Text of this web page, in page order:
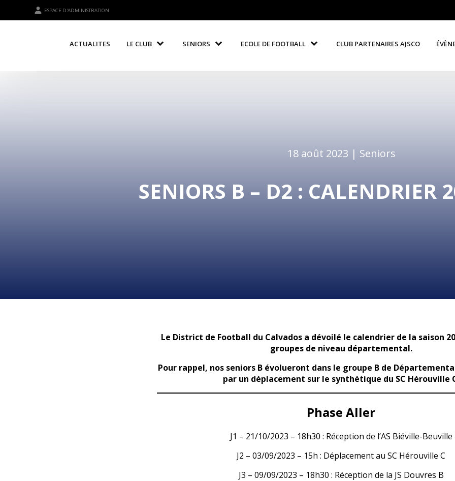
ESPACE D'ADMINISTRATION
ACTUALITES LE CLUB SENIORS ECOLE DE FOOTBALL CLUB PARTENAIRES AJSCO
18 août 2023 | Seniors
SENIORS B – D2 : CALENDRIER
Le District de Football du Calvados a dévoilé le calendrier de la saison
groupes de niveau départemental.
Pour rappel, nos seniors B évolueront dans le groupe B de
par un déplacement sur le synthétique du SC Hérouville
Phase Aller
J1 – 21/10/2023 – 18h30 : Réception de l’AS Biéville-Beuville
J2 – 03/09/2023 – 15h : Déplacement au SC Hérouville C
J3 – 09/09/2023 – 18h30 : Réception de la JS Douvres B